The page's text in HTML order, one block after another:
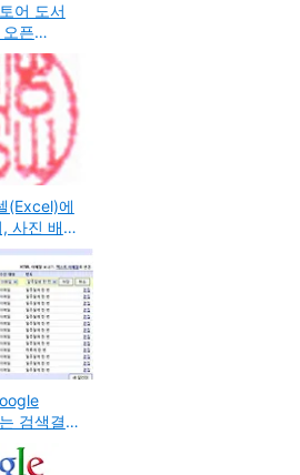
어 도서
픈
터에서 웹,
이폰, 아이
을 보는
오픈과 사
(Excel)에
사진 배경
는 방법
검색결과
보는 기능
~